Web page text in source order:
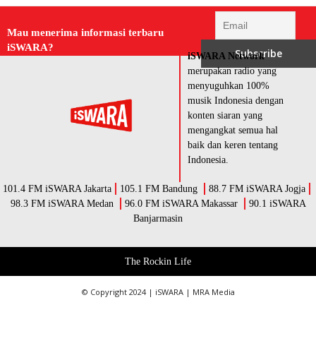
Mau menerima informasi terbaru
iSWARA?
iSWARA Network
merupakan radio yang
menyuguhkan 100%
musik Indonesia dengan
konten siaran yang
mengangkat semua hal
baik dan keren tentang
Indonesia.
101.4 FM iSWARA Jakarta 105.1 FM Bandung
88.7 FM iSWARA Jogja
98.3 FM iSWARA Medan
96.0 FM iSWARA Makassar
90.1 iSWARA
Banjarmasin
The Rockin Life
© Copyright 2024 | iSWARA | MRA Media